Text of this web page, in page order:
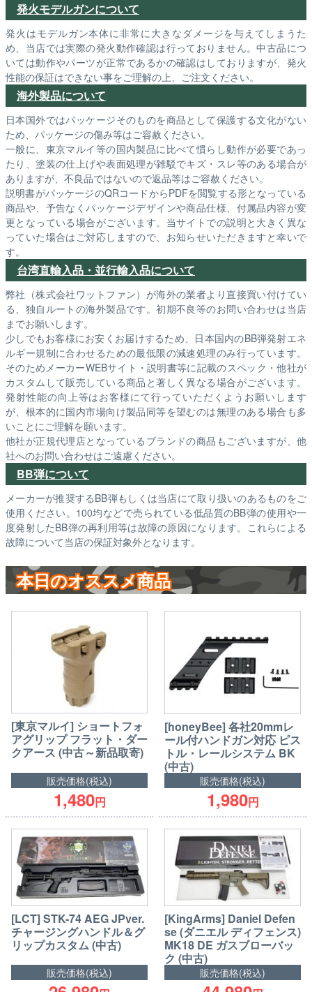
発火モデルガンについて
発火はモデルガン本体に非常に大きなダメージを与えてしまうた
め、当店では実際の発火動作確認は行っておりません。中古品につ
いては動作やパーツが正常であるかの確認はしておりますが、発火
性能の保証はできない事をご理解の上、ご注文ください。
海外製品について
日本国外ではパッケージそのものを商品として保護する文化がない
ため、パッケージの傷み等はご容赦ください。
一般に、東京マルイ等の国内製品に比べて慣らし動作が必要であっ
たり、塗装の仕上げや表面処理が雑駁でキズ・スレ等のある場合が
ありますが、不良品ではないので返品等はご容赦ください。
説明書がパッケージのQRコードからPDFを閲覧する形となっている
商品や、予告なくパッケージデザインや商品仕様、付属品内容が変
更となっている場合がございます。当サイトでの説明と大きく異な
っていた場合はご対応しますので、お知らせいただきますと幸いで
す。
台湾直輸入品・並行輸入品について
弊社（株式会社ワットファン）が海外の業者より直接買い付けてい
る、独自ルートの海外製品です。初期不良等のお問い合わせは当店
までお願いします。
少しでもお客様にお安くお届けするため、日本国内のBB弾発射エネ
ルギー規制に合わせるための最低限の減速処理のみ行っています。
そのためメーカーWEBサイト・説明書等に記載のスペック・他社が
カスタムして販売している商品と著しく異なる場合がございます。
発射性能の向上等はお客様にて行っていただくようお願いします
が、根本的に国内市場向け製品同等を望むのは無理のある場合も多
いことにご理解を願います。
他社が正規代理店となっているブランドの商品もございますが、他
社へのお問い合わせはご遠慮ください。
BB弾について
メーカーが推奨するBB弾もしくは当店にて取り扱いのあるものをご
使用ください。100均などで売られている低品質のBB弾の使用や一
度発射したBB弾の再利用等は故障の原因になります。これらによる
故障について当店の保証対象外となります。
本日のオススメ商品
[東京マルイ] ショートフォ
アグリップ フラット・ダー
クアース (中古～新品取寄)
販売価格(税込)
1,480円
[honeyBee] 各社20mmレ
ール付ハンドガン対応 ピス
トル・レールシステム BK
(中古)
販売価格(税込)
1,980円
[LCT] STK-74 AEG JPver.
チャージングハンドル＆グ
リップカスタム (中古)
販売価格(税込)
[KingArms] Daniel Defen
se (ダニエル ディフェンス)
MK18 DE ガスブローバッ
ク (中古)
販売価格(税込)